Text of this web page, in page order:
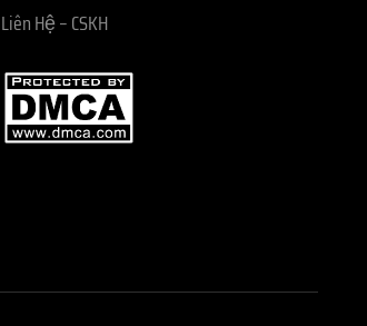
Liên Hệ – CSKH